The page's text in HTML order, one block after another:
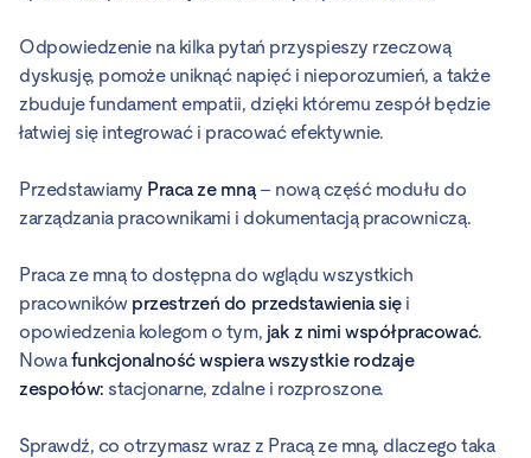
Odpowiedzenie na kilka pytań przyspieszy rzeczową
dyskusję, pomoże uniknąć napięć i nieporozumień, a także
zbuduje fundament empatii, dzięki któremu zespół będzie
łatwiej się integrować i pracować efektywnie.
Przedstawiamy Praca ze mną– nową część modułu do
zarządzania pracownikami i dokumentacją pracowniczą.
Praca ze mną to dostępna do wglądu wszystkich
pracowników przestrzeń do przedstawienia sięi
opowiedzenia kolegom o tym, jak z nimi współpracować.
Nowafunkcjonalność wspiera wszystkie rodzaje
zespołów: stacjonarne, zdalne i rozproszone.
Sprawdź, co otrzymasz wraz z Pracą ze mną, dlaczego taka